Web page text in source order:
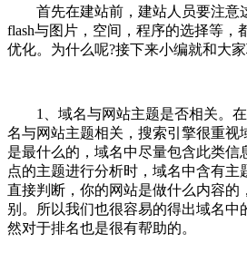
首先在建站前，建站人员要注意
flash与图片，空间，程序的选择等，
优化。为什么呢?接下来小编就和大
1、域名与网站主题是否相关。在
名与网站主题相关，搜索引擎很重视
是最什么的，域名中尽量包含此类信
点的主题进行分析时，域名中含有主
直接判断，你的网站是做什么内容的
别。所以我们也很容易的得出域名中
然对于排名也是很有帮助的。